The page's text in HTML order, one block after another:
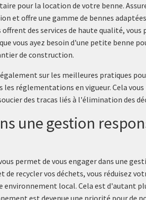
pour la location de votre benne.
et offre une gamme de bennes
des services de haute qualité,
vous ayez besoin d'une petite benne
de construction.
sur les meilleures pratiques
les réglementations en vigueur. Cela
des tracas liés à l'élimination des
une gestion
permet de vous engager dans une
de recycler vos déchets, vous réduisez
environnement local. Cela est d'autant
est devenue une priorité pour de